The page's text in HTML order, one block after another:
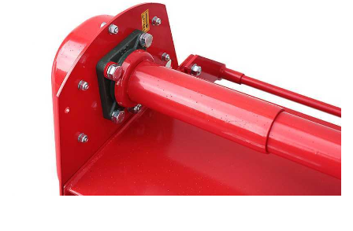
Maisentkörnungsmaschinen
Manuelle Heckenscheren
Mehrzweck-Sauggeräte
Minibacköfen
Motorhacken - Gartenfräsen
Motorspritzen
Mulcher für Traktor
Famur
FARMER
FBC
Ferrari Group
Ferroni
Ferrua
FIAC
FIEM